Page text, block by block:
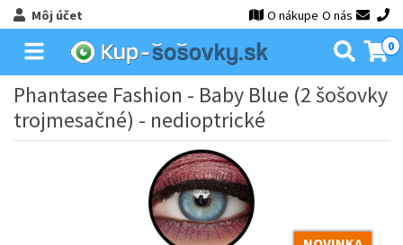
Môj účet O nákupe O nás
0
Phantasee Fashion - Baby Blue (2 šošovky
trojmesačné) - nedioptrické